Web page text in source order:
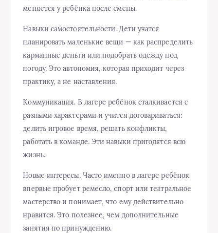
меняется у ребёнка после смены.
Навыки самостоятельности. Дети учатся
планировать маленькие вещи — как распределить
карманные деньги или подобрать одежду под
погоду. Это автономия, которая приходит через
практику, а не наставления.
Коммуникация. В лагере ребёнок сталкивается с
разными характерами и учится договариваться:
делить игровое время, решать конфликты,
работать в команде. Эти навыки пригодятся всю
жизнь.
Новые интересы. Часто именно в лагере ребёнок
впервые пробует ремесло, спорт или театральное
мастерство и понимает, что ему действительно
нравится. Это полезнее, чем дополнительные
занятия по принуждению.